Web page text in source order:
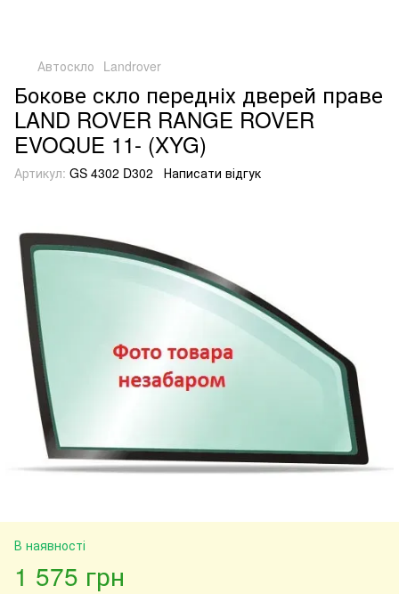
Автоскло Landrover
Бокове скло передніх дверей праве
LAND ROVER RANGE ROVER
EVOQUE 11- (XYG)
Артикул: GS 4302 D302 Написати відгук
В наявності
1 575 грн